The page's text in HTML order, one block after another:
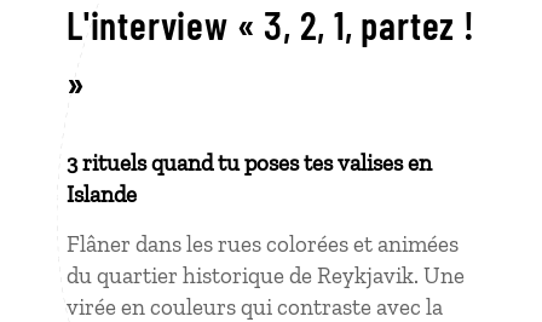
L'interview « 3, 2, 1, partez !
»
3 rituels quand tu poses tes valises en
Islande
Flâner dans les rues colorées et animées
du quartier historique de Reykjavik. Une
virée en couleurs qui contraste avec la